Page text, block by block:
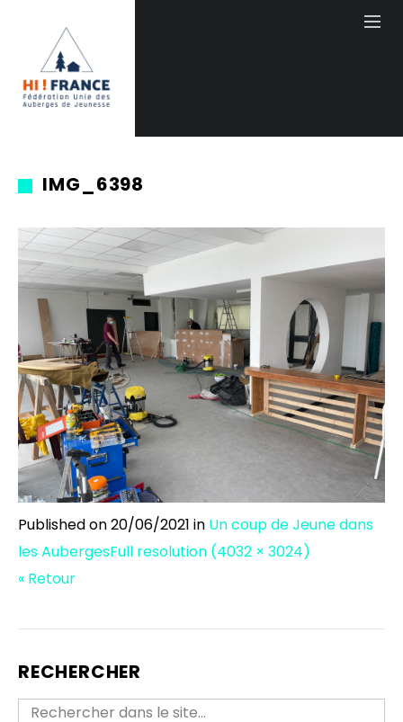
IMG_6398
Published on20/06/2021 in Un coup de Jeune dans
les AubergesFull resolution (4032 × 3024)
« Retour
RECHERCHER